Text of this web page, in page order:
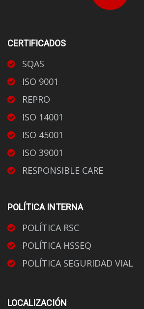
CERTIFICADOS
SQAS
ISO 9001
REPRO
ISO 14001
ISO 45001
ISO 39001
RESPONSIBLE CARE
POLÍTICA INTERNA
POLÍTICA RSC
POLÍTICA HSSEQ
POLÍTICA SEGURIDAD VIAL
LOCALIZACIÓN